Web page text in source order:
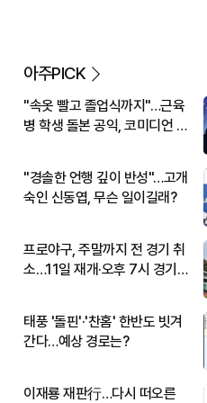
아주PICK
"속옷 빨고 졸업식까지"…근육
병 학생 돌본 공익, 코미디언 김
"경솔한 언행 깊이 반성"…고개
숙인 신동엽, 무슨 일이길래?
프로야구, 주말까지 전 경기 취
소…11일 재개·오후 7시 경기
태풍 '돌핀'·'찬홈' 한반도 빗겨
간다…예상 경로는?
이재룡 재판行…다시 떠오른